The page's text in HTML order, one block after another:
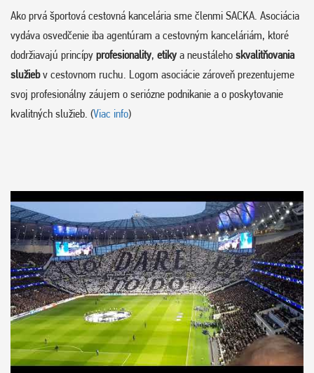
Ako prvá športová cestovná kancelária sme členmi SACKA. Asociácia
vydáva osvedčenie iba agentúram a cestovným kanceláriám, ktoré
dodržiavajú princípy profesionality, etikya neustáleho skvalitňovania
služiebv cestovnom ruchu. Logom asociácie zároveň prezentujeme
svoj profesionálny záujem o seriózne podnikanie a o poskytovanie
kvalitných služieb. (Viac info)